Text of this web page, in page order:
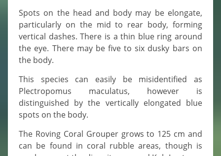
Spots on the head and body may be elongate,
particularly on the mid to rear body, forming
vertical dashes. There is a thin blue ring around
the eye. There may be five to six dusky bars on
the body.
This species can easily be misidentified as
Plectropomus maculatus, however is
distinguished by the vertically elongated blue
spots on the body.
The Roving Coral Grouper grows to 125 cm and
can be found in coral rubble areas, though is